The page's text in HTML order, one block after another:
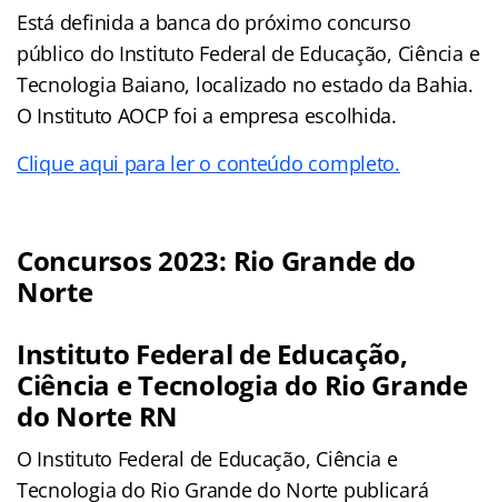
Está definida a banca do próximo concurso
público do Instituto Federal de Educação, Ciência e
Tecnologia Baiano, localizado no estado da Bahia.
O Instituto AOCP foi a empresa escolhida.
Clique aqui para ler o conteúdo completo.
Concursos 2023: Rio Grande do
Norte
Instituto Federal de Educação,
Ciência e Tecnologia do Rio Grande
do Norte RN
O Instituto Federal de Educação, Ciência e
Tecnologia do Rio Grande do Norte publicará